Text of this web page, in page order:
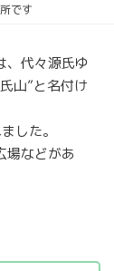
です
、代々源氏ゆ
山”と名付け
した。
場などがあ